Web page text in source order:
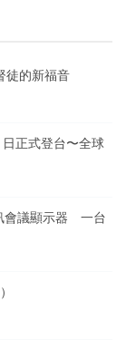
徒的新福音
正式登台〜全球
會議顯示器 一台